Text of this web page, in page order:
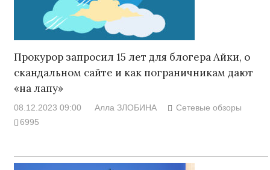
Прокурор запросил 15 лет для блогера Айки, о
скандальном сайте и как пограничникам дают
«на лапу»
08.12.2023 09:00 Алла ЗЛОБИНА
Сетевые обзоры
6995